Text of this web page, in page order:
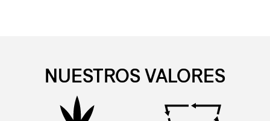
NUESTROS VALORES